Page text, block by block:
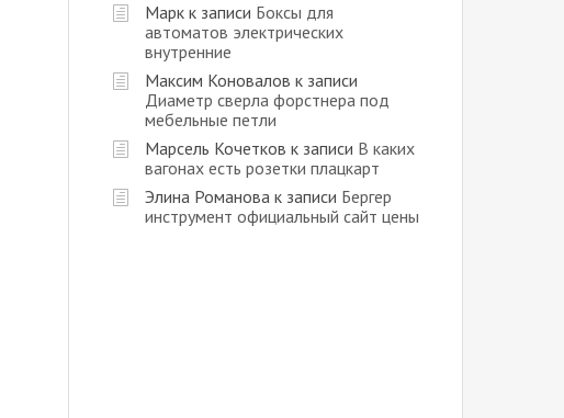
Марк к записи Боксы для
автоматов электрических
внутренние
Максим Коновалов к записи
Диаметр сверла форстнера под
мебельные петли
Марсель Кочетков к записи В каких
вагонах есть розетки плацкарт
Элина Романова к записи Бергер
инструмент официальный сайт цены